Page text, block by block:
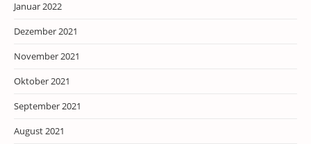
Januar 2022
Dezember 2021
November 2021
Oktober 2021
September 2021
August 2021